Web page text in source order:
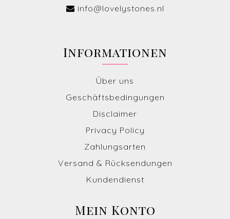
info@lovelystones.nl
Informationen
Über uns
Geschäftsbedingungen
Disclaimer
Privacy Policy
Zahlungsarten
Versand & Rücksendungen
Kundendienst
Mein Konto